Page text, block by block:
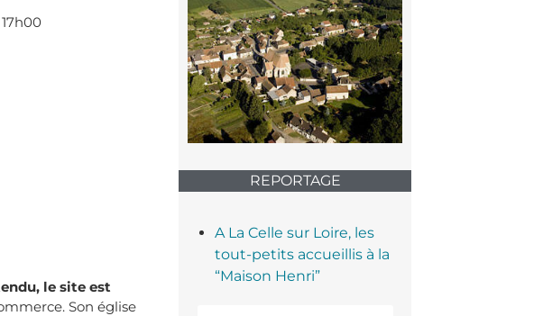
le site est
Son église
REPORTAGE
A La Celle sur Loire, les
tout-petits accueillis à la
“Maison Henri”